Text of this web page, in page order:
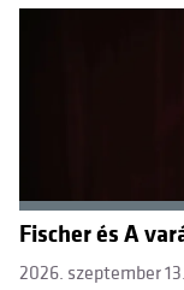
Fischer és A
2026. szeptember 13.